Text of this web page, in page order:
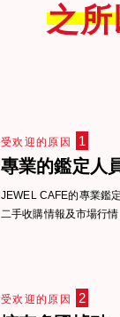
之
受欢迎的原因 1
專業的鑑定人
JEWEL CAFE的專業鑑
二手收購情報及市場行
受欢迎的原因 2